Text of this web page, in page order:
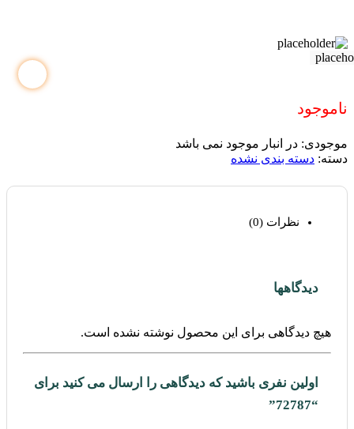
ناموجود
موجودی: در انبار موجود نمی باشد
دسته: دسته بندی نشده
نظرات (0)
دیدگاهها
هیچ دیدگاهی برای این محصول نوشته نشده است.
اولین نفری باشید که دیدگاهی را ارسال می کنید برای
“72787”